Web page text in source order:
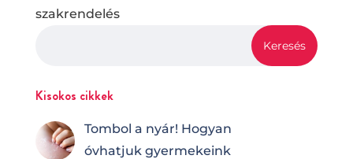
szakrendelés
Kisokos cikkek
Tombol a nyár! Hogyan
óvhatjuk gyermekeink